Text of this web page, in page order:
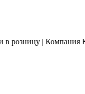
в розницу | Компания